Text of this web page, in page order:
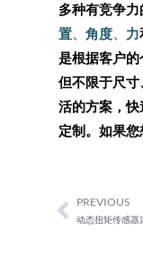
多种有竞争
置、 角度、 力
是根据客户
但不限于尺
活的方案，
定制。如果
Prev
PREVIOUS
动态扭矩传感器